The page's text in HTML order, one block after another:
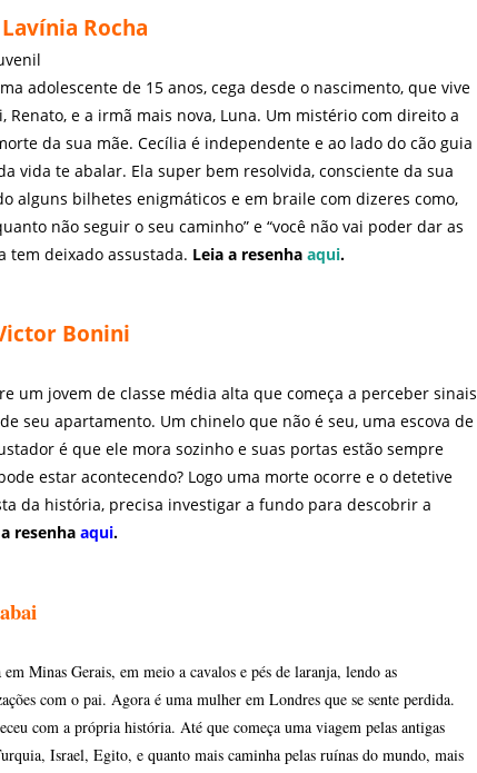
Rocha
adolescente de 15 anos, cega desde o nascimento, que vive
Renato, e a irmã mais nova, Luna. Um mistério com direito a
da sua mãe. Cecília é independente e ao lado do cão guia
vida te abalar. Ela super bem resolvida, consciente da sua
alguns bilhetes enigmáticos e em braile com dizeres como,
não seguir o seu caminho” e “você não vai poder dar as
tem deixado assustada. Leia a resenha aqui.
Bonini
um jovem de classe média alta que começa a perceber sinais
seu apartamento. Um chinelo que não é seu, uma escova de
é que ele mora sozinho e suas portas estão sempre
estar acontecendo? Logo uma morte ocorre e o detetive
da história, precisa investigar a fundo para descobrir a
resenha aqui.
Minas Gerais, em meio a cavalos e pés de laranja, lendo as
com o pai. Agora é uma mulher em Londres que se sente perdida.
com a própria história. Até que começa uma viagem pelas antigas
Israel, Egito, e quanto mais caminha pelas ruínas do mundo, mais